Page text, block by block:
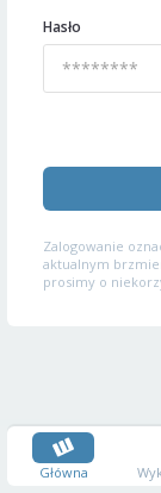
Hasło
Zalogowanie
aktualnym
prosimy o
Główna